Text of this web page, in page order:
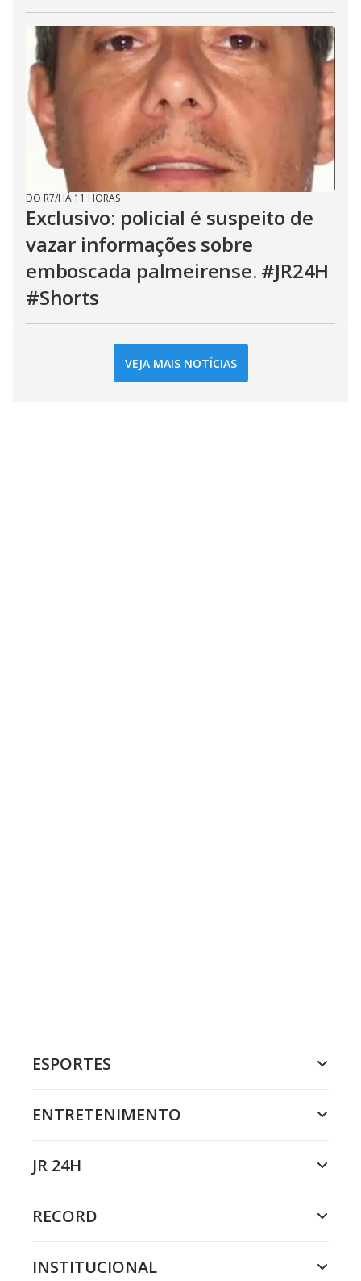
DO R7/HÁ 11 HORAS
Exclusivo: policial é suspeito de
vazar informações sobre
emboscada palmeirense. #JR24H
#Shorts
VEJA MAIS NOTÍCIAS
ESPORTES
ENTRETENIMENTO
JR 24H
RECORD
INSTITUCIONAL